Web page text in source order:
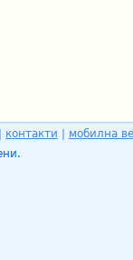
контакти
мобилна